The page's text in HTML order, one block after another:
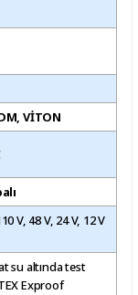
VİTON
V, 48 V, 24 V, 12 V
su altında test
Exproof